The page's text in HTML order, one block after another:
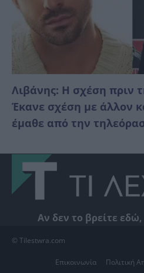
Λιβάνης: Η σχέση πριν
Έκανε σχέση με άλλον
έμαθε από την
Αν δεν το βρείτε εδώ,
© Tilestwra.com
Επικοινωνία Πολιτική